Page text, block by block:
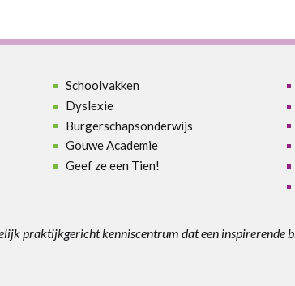
Schoolvakken
Dyslexie
Burgerschapsonderwijs
Gouwe Academie
Geef ze een Tien!
praktijkgericht kenniscentrum dat een inspirerende